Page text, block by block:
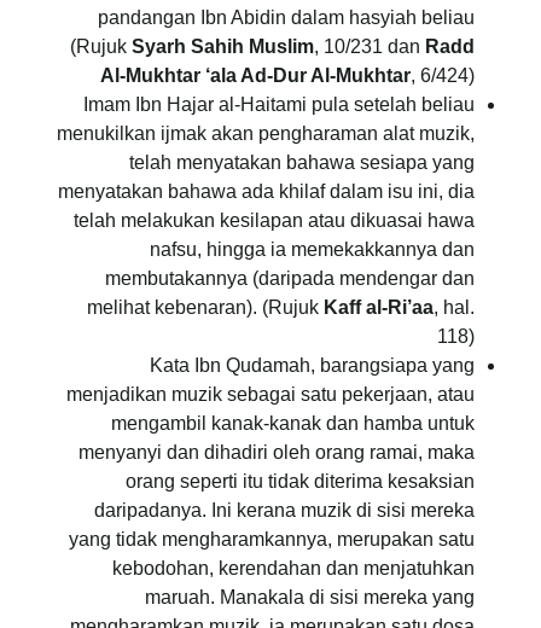
pandangan Ibn Abidin dalam hasyiah beliau
(Rujuk Syarh Sahih Muslim, 10/231 dan Radd
Al-Mukhtar ‘ala Ad-Dur Al-Mukhtar, 6/424)
Imam Ibn Hajar al-Haitami pula setelah beliau
menukilkan ijmak akan pengharaman alat muzik,
telah menyatakan bahawa sesiapa yang
menyatakan bahawa ada khilaf dalam isu ini, dia
telah melakukan kesilapan atau dikuasai hawa
nafsu, hingga ia memekakkannya dan
membutakannya (daripada mendengar dan
melihat kebenaran). (Rujuk Kaff al-Ri’aa, hal.
118)
Kata Ibn Qudamah, barangsiapa yang
menjadikan muzik sebagai satu pekerjaan, atau
mengambil kanak-kanak dan hamba untuk
menyanyi dan dihadiri oleh orang ramai, maka
orang seperti itu tidak diterima kesaksian
daripadanya. Ini kerana muzik di sisi mereka
yang tidak mengharamkannya, merupakan satu
kebodohan, kerendahan dan menjatuhkan
maruah. Manakala di sisi mereka yang